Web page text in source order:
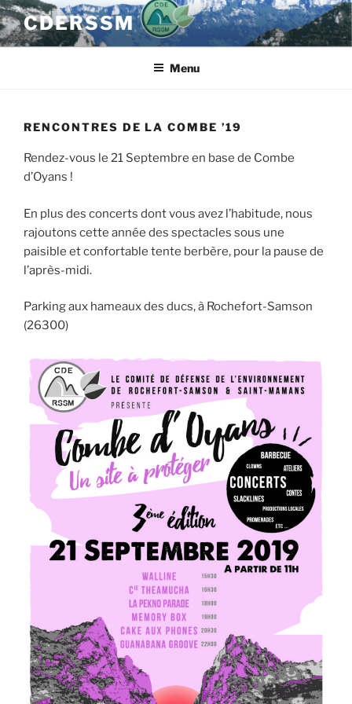
Aller
au
contenu
CDERSSM
Menu
RENCONTRES DE LA COMBE ’19
Rendez-vous le 21 Septembre en base de Combe
d’Oyans !
En plus des concerts dont vous avez l’habitude, nous
rajoutons cette année des spectacles sous une
paisible et confortable tente berbère, pour la pause de
l’après-midi.
Parking aux hameaux des ducs, à Rochefort-Samson
(26300)